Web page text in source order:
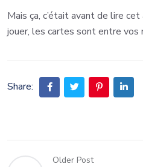
Mais ça, c’était avant de lire
jouer, les cartes sont entre vos
Share:
Older Post